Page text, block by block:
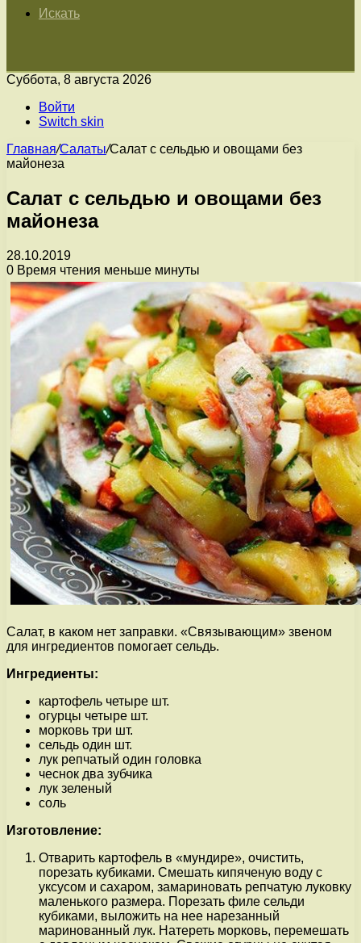
Искать
Суббота, 8 августа 2026
Войти
Switch skin
Главная/Салаты/Салат с сельдью и овощами без
майонеза
Салат с сельдью и овощами без
майонеза
28.10.2019
0 Время чтения меньше минуты
Салат, в каком нет заправки. «Связывающим» звеном
для ингредиентов помогает сельдь.
Ингредиенты:
картофель четыре шт.
огурцы четыре шт.
морковь три шт.
сельдь один шт.
лук репчатый один головка
чеснок два зубчика
лук зеленый
соль
Изготовление:
Отварить картофель в «мундире», очистить,
порезать кубиками. Смешать кипяченую воду с
уксусом и сахаром, замариновать репчатую луковку
маленького размера. Порезать филе сельди
кубиками, выложить на нее нарезанный
маринованный лук. Натереть морковь, перемешать